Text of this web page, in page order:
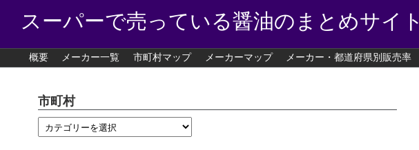
スーパーで売っている醤油のまとめサイト
概要 メーカー一覧 市町村マップ メーカーマップ メーカー・都道府県別販売率
市町村